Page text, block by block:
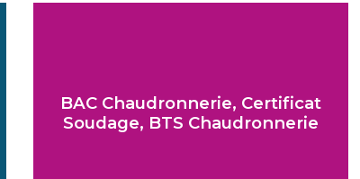
BAC Chaudronnerie, Certificat
Soudage, BTS Chaudronnerie